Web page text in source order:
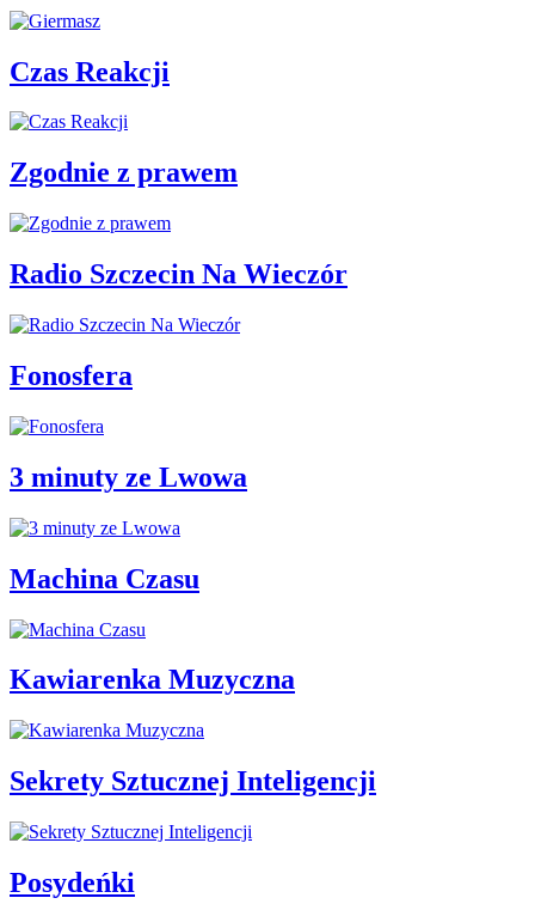
Czas Reakcji
Zgodnie z prawem
Radio Szczecin Na Wieczór
Fonosfera
3 minuty ze Lwowa
Machina Czasu
Kawiarenka Muzyczna
Sekrety Sztucznej Inteligencji
Posydeńki